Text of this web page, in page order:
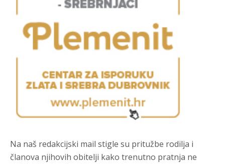
Na naš redakcijski mail stigle su pritužbe rodilja i
članova njihovih obitelji kako trenutno pratnja ne